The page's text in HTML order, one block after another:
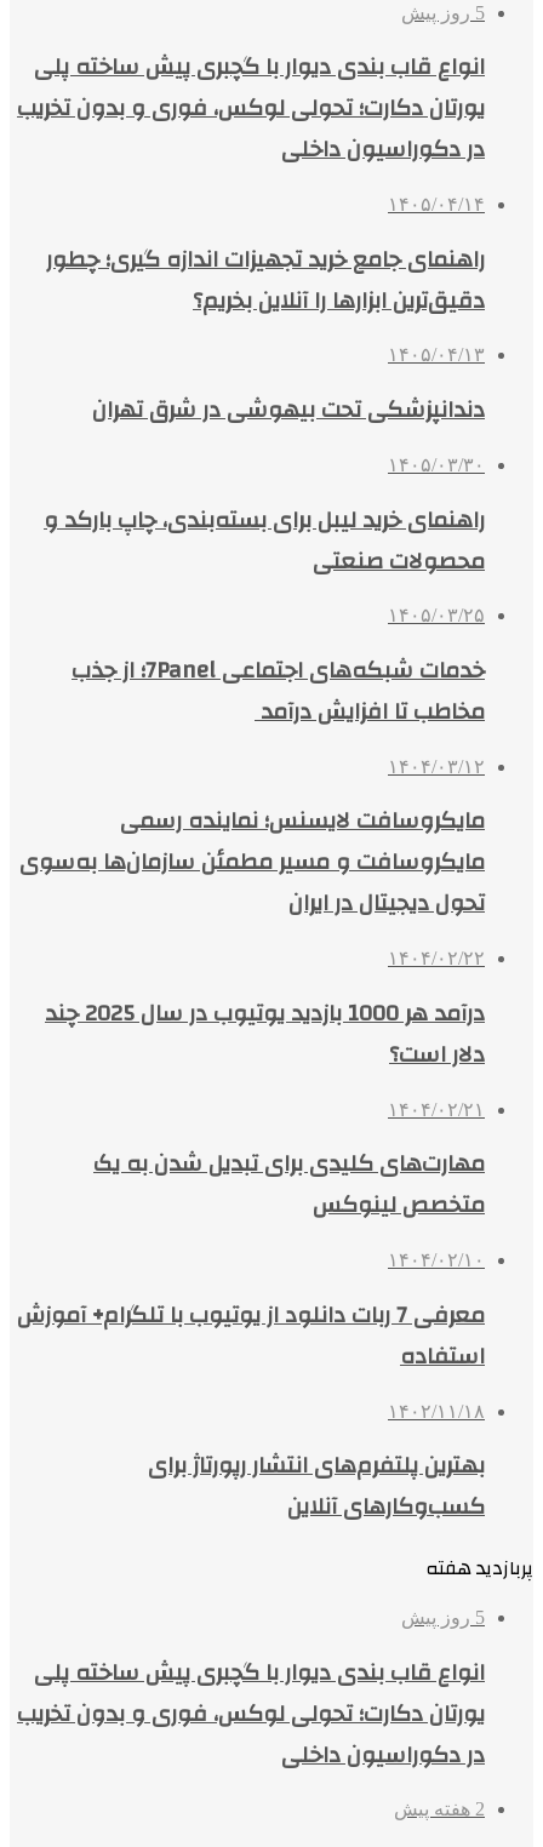
5 روز پیش
انواع قاب بندی دیوار با گچبری پیش ساخته پلی
یورتان دکارت؛ تحولی لوکس، فوری و بدون تخریب
در دکوراسیون داخلی
۱۴۰۵/۰۴/۱۴
راهنمای جامع خرید تجهیزات اندازه گیری؛ چطور
دقیق‌ترین ابزارها را آنلاین بخریم؟
۱۴۰۵/۰۴/۱۳
دندانپزشکی تحت بیهوشی در شرق تهران
۱۴۰۵/۰۳/۳۰
راهنمای خرید لیبل برای بسته‌بندی، چاپ بارکد و
محصولات صنعتی
۱۴۰۵/۰۳/۲۵
خدمات شبکه‌های اجتماعی 7Panel؛ از جذب
مخاطب تا افزایش درآمد
۱۴۰۴/۰۳/۱۲
مایکروسافت لایسنس؛ نماینده رسمی
مایکروسافت و مسیر مطمئن سازمان‌ها به‌سوی
تحول دیجیتال در ایران
۱۴۰۴/۰۲/۲۲
درآمد هر 1000 بازدید یوتیوب در سال 2025 چند
دلار است؟
۱۴۰۴/۰۲/۲۱
مهارت‌های کلیدی برای تبدیل شدن به یک
متخصص لینوکس
۱۴۰۴/۰۲/۱۰
معرفی 7 ربات دانلود از یوتیوب با تلگرام+ آموزش
استفاده
۱۴۰۲/۱۱/۱۸
بهترین پلتفرم‌های انتشار رپورتاژ برای
کسب‌وکارهای آنلاین
پربازدید هفته
5 روز پیش
انواع قاب بندی دیوار با گچبری پیش ساخته پلی
یورتان دکارت؛ تحولی لوکس، فوری و بدون تخریب
در دکوراسیون داخلی
2 هفته پیش